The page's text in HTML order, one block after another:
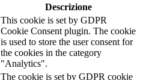
Descrizione
This cookie is set by GDPR
Cookie Consent plugin. The cookie
is used to store the user consent for
the cookies in the category
"Analytics".
The cookie is set by GDPR cookie